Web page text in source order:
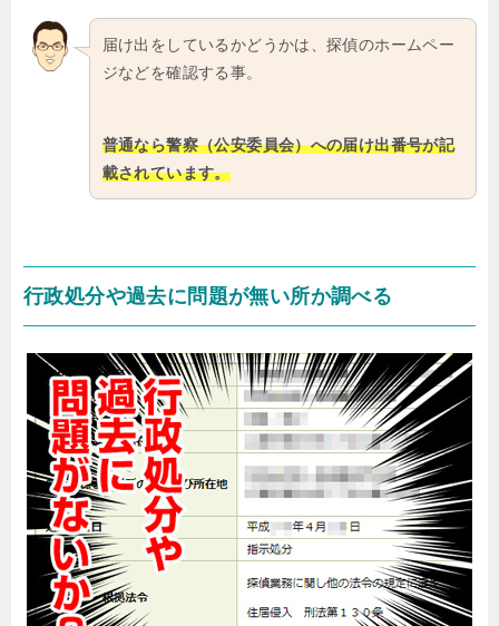
届け出をしているかどうかは、探偵のホームペー
ジなどを確認する事。
普通なら警察（公安委員会）への届け出番号が記
載されています。
行政処分や過去に問題が無い所か調べる